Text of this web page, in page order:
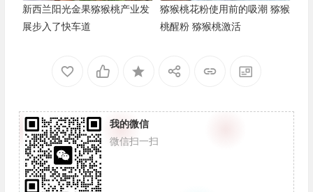
新西兰阳光金果猕猴桃产业发
展步入了快车道
猕猴桃花粉使用前的吸潮 猕猴
桃醒粉 猕猴桃激活
我的微信
微信扫一扫